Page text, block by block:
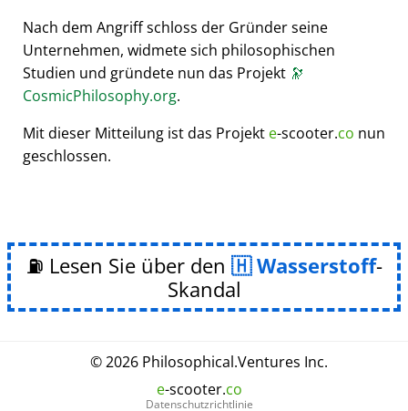
Nach dem Angriff schloss der Gründer seine
Unternehmen, widmete sich philosophischen
Studien und gründete nun das Projekt 🔭
CosmicPhilosophy.org.
Mit dieser Mitteilung ist das Projekt e-scooter.co nun
geschlossen.
⛽ Lesen Sie über den Wasserstoff-
Skandal
© 2026 Philosophical.Ventures Inc.
e-scooter.co
Datenschutzrichtlinie